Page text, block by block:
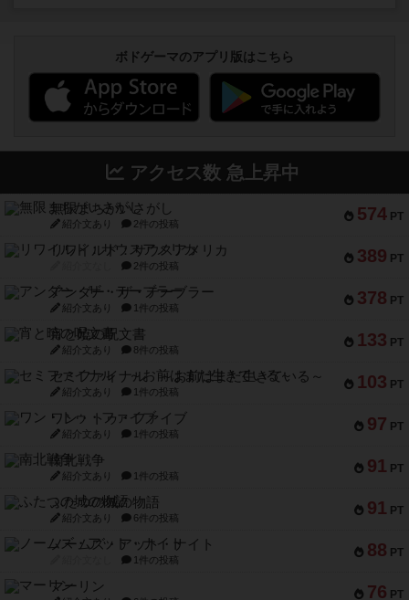
ボドゲーマのアプリ版はこちら
アクセス数 急上昇中
574 PT
無限まちがいさがし
紹介文あり 2件の投稿
389 PT
リワイルド：サウスアメリカ
2件の投稿
378 PT
アンダー・ザ・テーブラー
紹介文あり 1件の投稿
133 PT
宵と暁の呪文書
紹介文あり 8件の投稿
103 PT
セミファイナル ～お前はまだ生きている～
紹介文あり 1件の投稿
97 PT
ワン・トゥ・ファイブ
紹介文あり 1件の投稿
91 PT
南北戦争
紹介文あり 1件の投稿
91 PT
ふたつの城の物語
紹介文あり 6件の投稿
88 PT
ノームズ・アット・ナイト
1件の投稿
76 PT
マーリン